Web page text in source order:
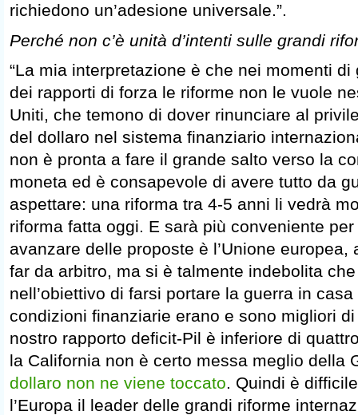
richiedono un’adesione universale.”.
Perché non c’è unità d’intenti sulle grandi
“La mia interpretazione è che nei momenti
dei rapporti di forza le riforme non le vuole
Uniti, che temono di dover rinunciare al
del dollaro nel sistema finanziario
non è pronta a fare il grande salto verso la
moneta ed è consapevole di avere tutto da
aspettare: una riforma tra 4-5 anni li vedrà
riforma fatta oggi. E sarà più conveniente
avanzare delle proposte è l’Unione europea,
far da arbitro, ma si è talmente indebolita
nell’obiettivo di farsi portare la guerra in
condizioni finanziarie erano e sono migliori
nostro rapporto deficit-Pil è inferiore di
la California non è certo messa meglio della
dollaro non ne viene toccato. Quindi è
l’Europa il leader delle grandi riforme